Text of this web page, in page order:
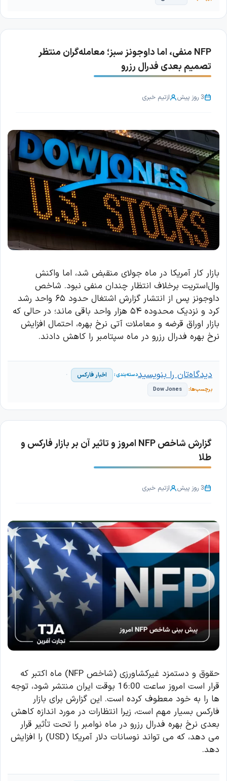
NFP منفی، اما داوجونز سبز؛ معامله‌گران منتظر
تصمیم بعدی فدرال رزرو
3 روز پیش ازتیم خبری
بازار کار آمریکا در ماه جولای منقبض شد، اما واکنش
وال‌استریت برخلاف انتظار چندان منفی نبود. شاخص
داوجونز پس از انتشار گزارش اشتغال حدود ۶۵ واحد رشد
کرد و نزدیک محدوده ۵۴ هزار واحد باقی ماند؛ در حالی که
بازار اوراق قرضه و معاملات آتی نرخ بهره، احتمال افزایش
نرخ بهره فدرال رزرو در ماه سپتامبر را کاهش دادند.
اخبار فارکس
Dow Jones
دیدگاه‌تان را بنویسید
گزارش شاخص NFP امروز و تاثیر آن بر بازار فارکس و
طلا
3 روز پیش ازتیم خبری
حقوق و دستمزد غیرکشاورزی (شاخص NFP) ماه اکتبر که
قرار است امروز ساعت 16:00 بوقت ایران منتشر شود، توجه
ها را به خود معطوف کرده است. این گزارش برای بازار
فارکس بسیار مهم است، زیرا انتظارات در مورد اندازه کاهش
بعدی نرخ بهره فدرال رزرو در ماه نوامبر را تحت تأثیر قرار
می دهد، که می تواند نوسانات دلار آمریکا (USD) را افزایش
دهد.